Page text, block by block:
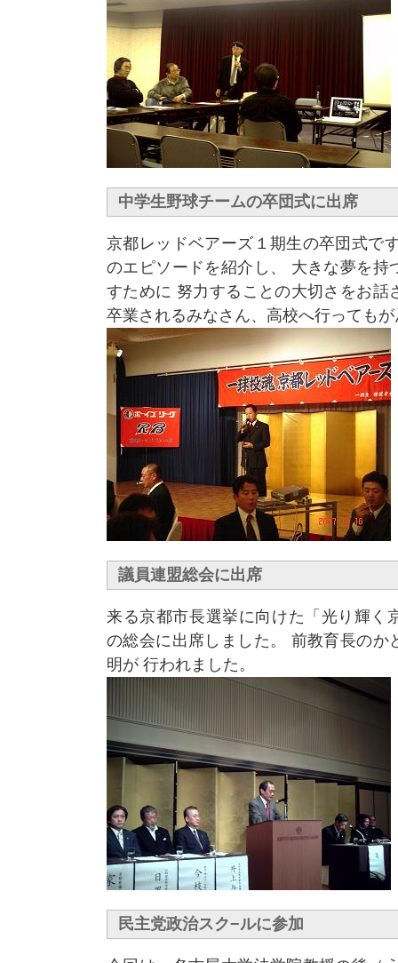
中学生野球チームの卒団式に出席
京都レッドベアーズ１期生の卒団式で
のエピソードを紹介し、 大きな夢を持
すために 努力することの大切さをお話
卒業されるみなさん、高校へ行っても
議員連盟総会に出席
来る京都市長選挙に向けた「光り輝く
の総会に出席しました。 前教育長のか
明が 行われました。
民主党政治スク−ルに参加